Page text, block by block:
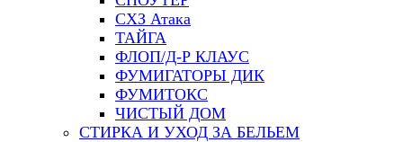
СХЗ Атака
ТАЙГА
ФЛОП/Д-Р КЛАУС
ФУМИГАТОРЫ ДИК
ФУМИТОКС
ЧИСТЫЙ ДОМ
СТИРКА И УХОД ЗА БЕЛЬЕМ